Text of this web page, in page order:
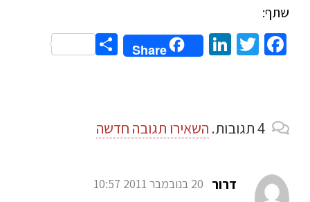
שתף:
Facebook
Twitter
LinkedIn
Share
Share
4תגובות. השאירו תגובה חדשה
דרור 20 בנובמבר 2011 10:57